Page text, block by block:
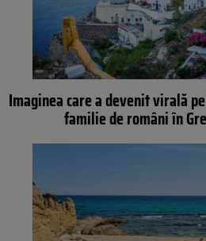
Imaginea care a devenit virală
familie de români în